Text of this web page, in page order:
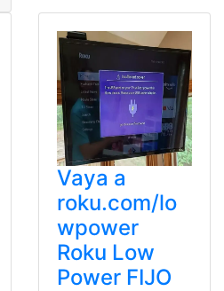
Vaya a
roku.com/lo
wpower
Roku Low
Power FIJO